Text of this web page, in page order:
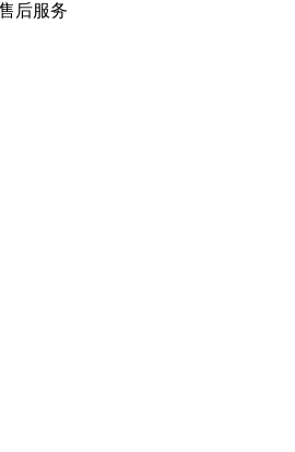
后服务